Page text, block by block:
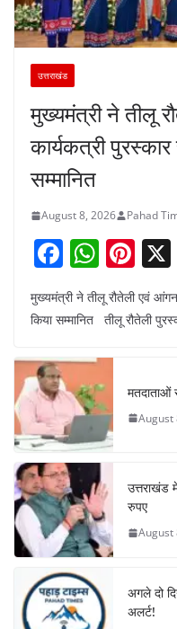
उत्तराखंड
मुख्यमंत्री ने तीलू
कार्यकत्री
सम्मानित
August 8, 2026 Pahad
F
a
c
b
o
o
k
W
h
at
A
p
p
Pi
nt
er
मुख्यमंत्री ने तीलू रौतेली एवं
किया सम्मानित तीलू रौतेली
मतदाताओं
August
उत्तराखंड
रुपए
August
अगले दो
अलर्ट!